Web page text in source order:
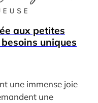
aux petites
uniques
une immense joie
une